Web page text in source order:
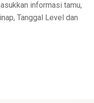
informasi tamu,
Tanggal Level dan